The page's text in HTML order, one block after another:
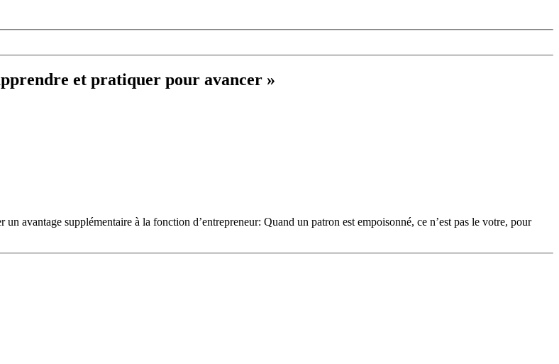
et pratiquer pour avancer »
avantage supplémentaire à la fonction d’entrepreneur: Quand un patron est empoisonné, ce n’est pas le votre, pour